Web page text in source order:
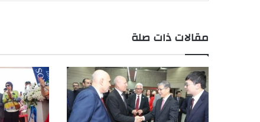
مقالات ذات صلة